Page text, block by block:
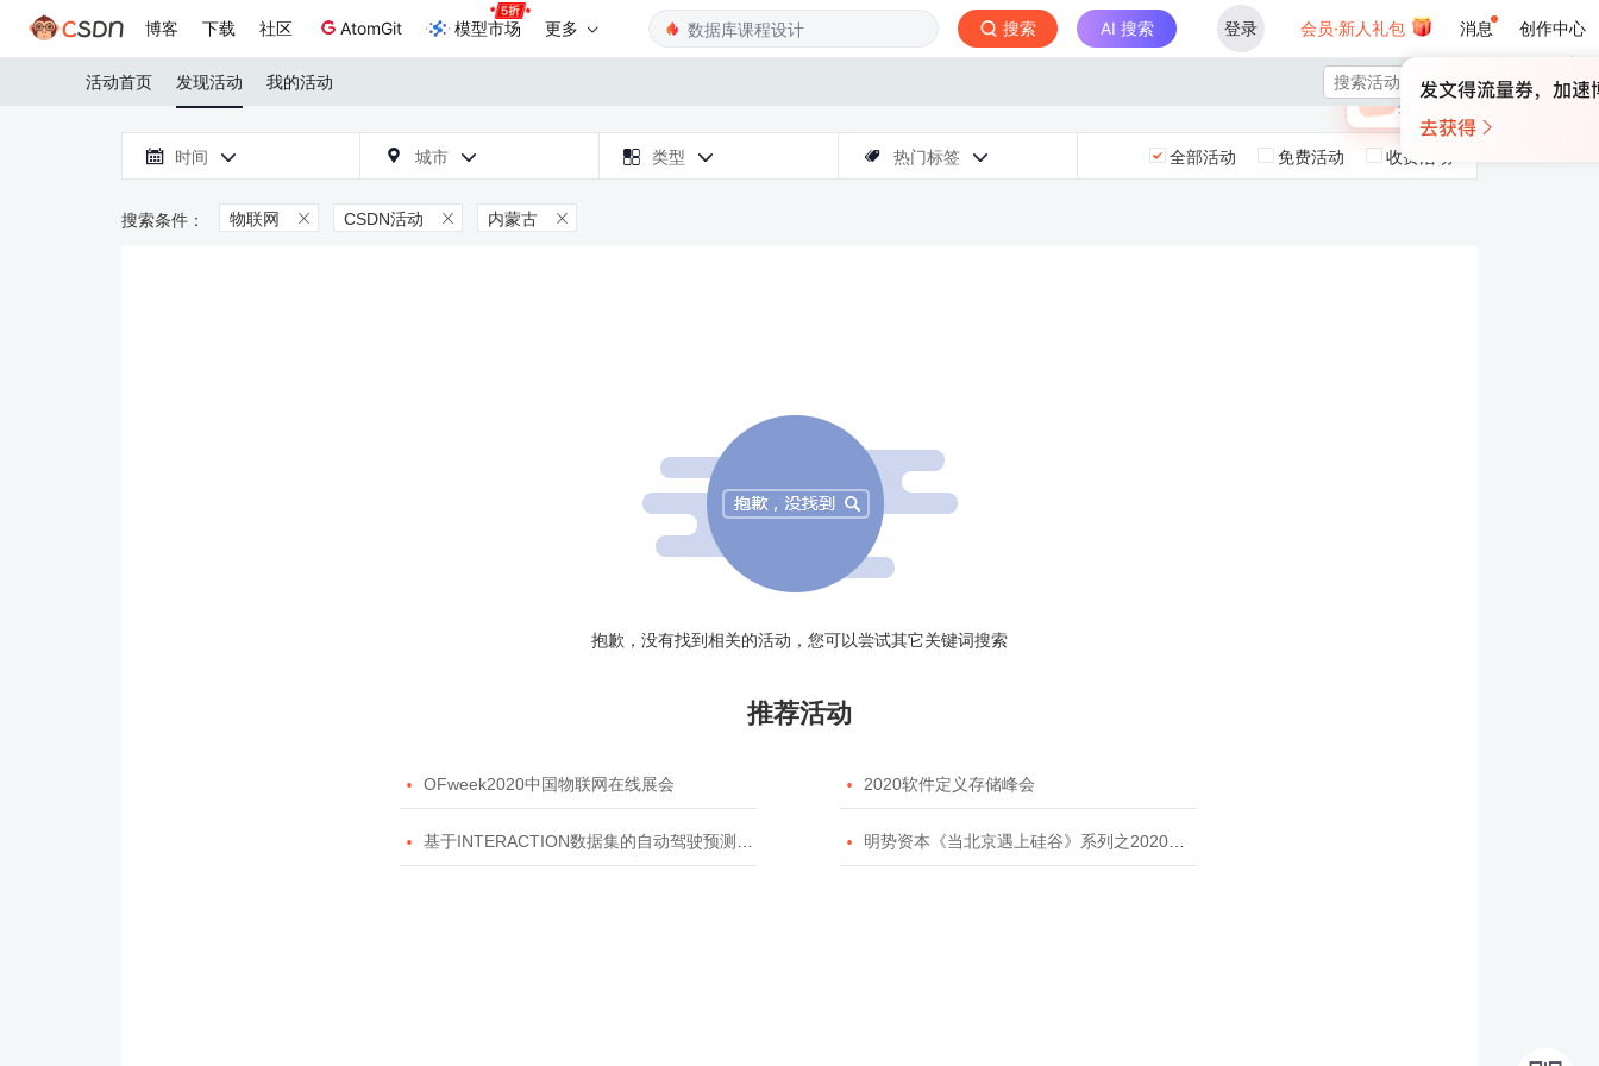
博客 下载 社区 AtomGit 模型市场 更多 搜索 AI 搜索 登录 会员·新人礼包 消息 创作中心
×
🎁 未登录
登录领取最高
活动首页 发现活动 我的活动 
 时间   城市   类型   热门标签  全部活动 免费活动 收费活动
物联网  CSDN活动  内蒙古 
抱歉，没有找到相关的活动，您可以尝试其它关键词搜索
推荐活动
 OFweek2020中国物联网在线展会  2020软件定义存储峰会
 基于INTERACTION数据集的自动驾驶预测模型挑战赛  明势资本《当北京遇上硅谷》系列之2020年度开源峰会